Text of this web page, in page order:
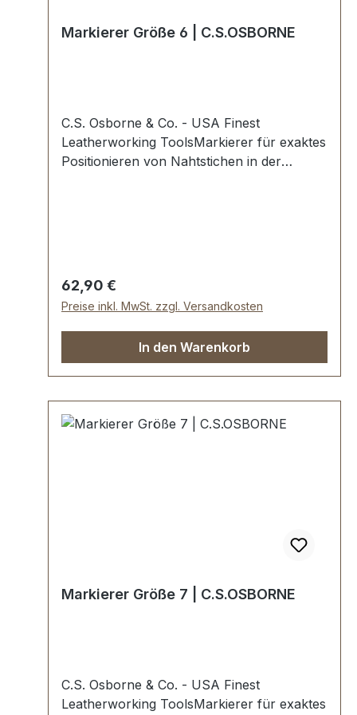
Markierer Größe 6 | C.S.OSBORNE
C.S. Osborne & Co. - USA Finest
Leatherworking ToolsMarkierer für exaktes
Positionieren von Nahtstichen in der
0,32 cm. Der Durchmesser jedes Stichs
beträgt ca. 0,16 cm.Lieferumfang:1 Stück
Markierer Größe 6.
Regulärer Preis:
62,90 €
Preise inkl. MwSt. zzgl. Versandkosten
In den Warenkorb
Markierer Größe 7 | C.S.OSBORNE
C.S. Osborne & Co. - USA Finest
Leatherworking ToolsMarkierer für exaktes